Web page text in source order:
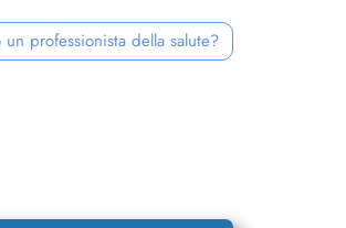
professionista della salute?